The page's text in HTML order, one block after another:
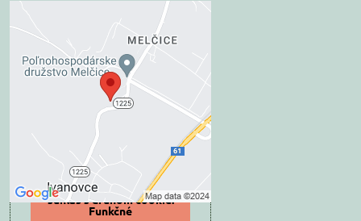
Externý obsah je
blokovaný Voľbami
súkromia
Prajete si načítať externý obsah?
Povoliť tentokrát
Povoliť a zapamätať -
súhlas s druhom cookie:
Funkčné